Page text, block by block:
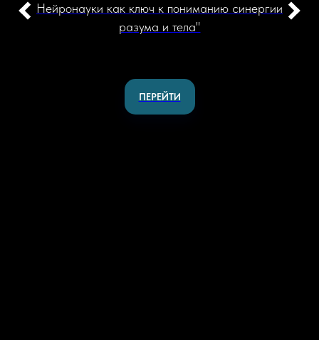
Нейронауки как ключ к пониманию синергии
разума и тела"
ПЕРЕЙТИ